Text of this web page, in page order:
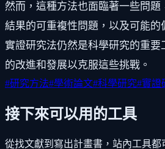
然而，這種方法也面臨著一些問題
結果的可重複性問題，以及可能的
實證研究法仍然是科學研究的重要
的改進和發展以克服這些挑戰。
#研究方法#學術論文#科學研究#實證
接下來可以用的工具
從找文獻到寫出計畫書，站內工具都